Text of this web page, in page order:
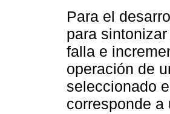
Para el
para
falla e
operación de
seleccionado
corresponde